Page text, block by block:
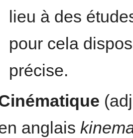
lieu à des
pour cela
précise.
anglais